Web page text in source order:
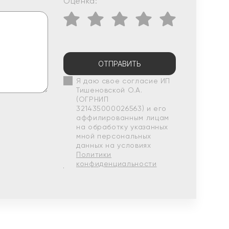
ОТПРАВИТЬ
Я даю свое согласие ИП
Тишеновской О.А.
(ОГРНИП
321435000026563) и его
аффилированным лицам
на обработку указанных
мной персональных
данных на условиях
Политики
конфиденциальности